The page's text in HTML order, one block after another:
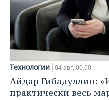
Технологии 04 авг, 00:00
Айдар Гибадуллин:
практически весь